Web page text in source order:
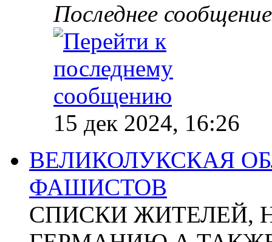
Последнее сообщение
15 дек 2024, 16:26
ВЕЛИКОЛУКСКАЯ
ФАШИСТОВ
СПИСКИ ЖИТЕЛЕЙ,